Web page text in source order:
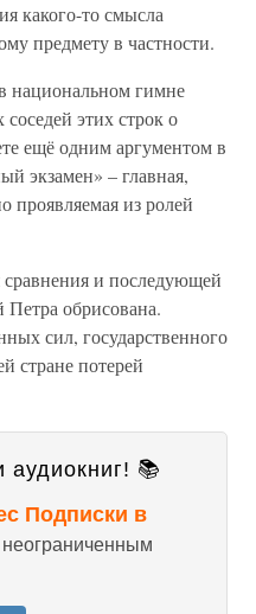
какого-то смысла
предмету в частности.
национальном гимне
этих строк о
ещё одним аргументом в
экзамен» – главная,
проявляемая из ролей
сравнения и последующей
Петра обрисована.
сил, государственного
стране потерей
аудиокниг! 📚
Подписки в